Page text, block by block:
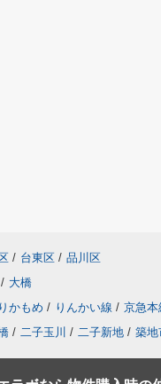
/ 台東区 / 品川区
/ 大橋
かもめ / りんかい線 / 京急本
/ 二子玉川 / 二子新地 / 築地